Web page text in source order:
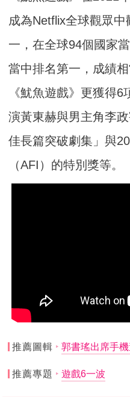
成為Netflix全球觀眾
一，在全球94個國家
當中排名第一，成績
《魷魚遊戲》更獲得
演黃東赫與男主角李
佳長篇突破劇集」與
（AFI）的特別獎等。
推薦圖輯 郭書瑤出席手
推薦專題 遊戲6一波